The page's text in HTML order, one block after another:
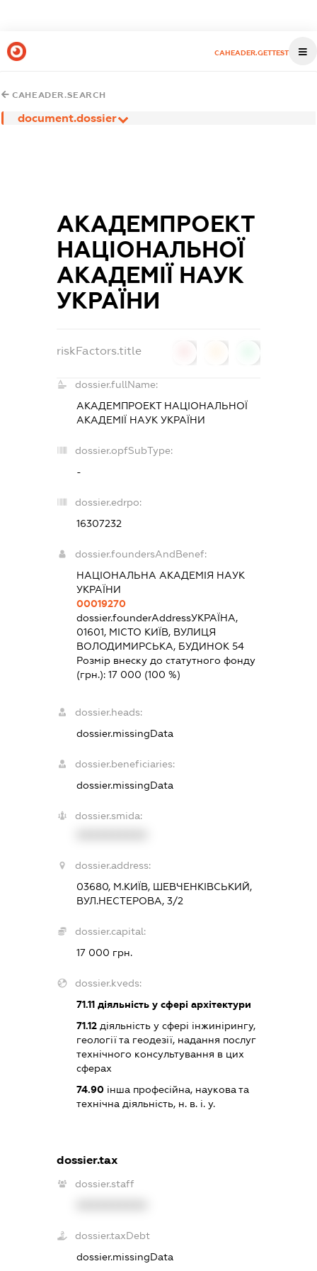
CAHEADER.GETTEST
CAHEADER.SEARCH
document.dossier
АКАДЕМПРОЕКТ
НАЦІОНАЛЬНОЇ
АКАДЕМІЇ НАУК
УКРАЇНИ
riskFactors.title
dossier.fullName:
АКАДЕМПРОЕКТ НАЦІОНАЛЬНОЇ
АКАДЕМІЇ НАУК УКРАЇНИ
dossier.opfSubType:
-
dossier.edrpo:
16307232
dossier.foundersAndBenef:
НАЦІОНАЛЬНА АКАДЕМІЯ НАУК
УКРАЇНИ
00019270
dossier.founderAddressУКРАЇНА,
01601, МІСТО КИЇВ, ВУЛИЦЯ
ВОЛОДИМИРСЬКА, БУДИНОК 54
Розмір внеску до статутного фонду
(грн.):17 000 (100 %)
dossier.heads:
dossier.missingData
dossier.beneficiaries:
dossier.missingData
dossier.smida:
dossier.address:
03680, М.КИЇВ, ШЕВЧЕНКІВСЬКИЙ,
ВУЛ.НЕСТЕРОВА, 3/2
dossier.capital:
17 000 грн.
dossier.kveds:
71.11 діяльність у сфері архітектури
71.12 діяльність у сфері інжинірингу,
геології та геодезії, надання послуг
технічного консультування в цих
сферах
74.90 інша професійна, наукова та
технічна діяльність, н. в. і. у.
dossier.tax
dossier.staff
dossier.taxDebt
dossier.missingData